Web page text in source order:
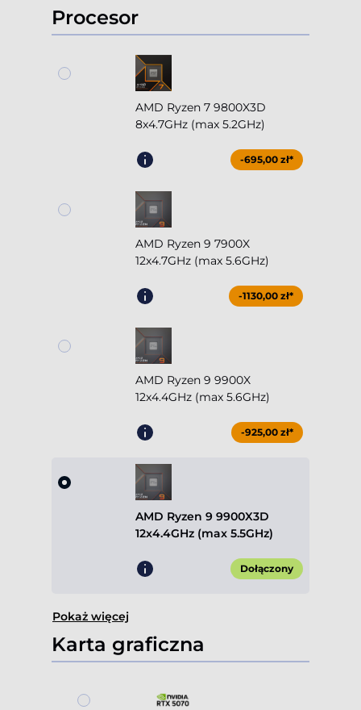
of
4
Procesor
AMD Ryzen 7 9800X3D
8x4.7GHz (max 5.2GHz)
-695,00 zł*
AMD Ryzen 9 7900X
12x4.7GHz (max 5.6GHz)
-1130,00 zł*
AMD Ryzen 9 9900X
12x4.4GHz (max 5.6GHz)
-925,00 zł*
AMD Ryzen 9 9900X3D
12x4.4GHz (max 5.5GHz)
Dołączony
Pokaż więcej
Karta graficzna